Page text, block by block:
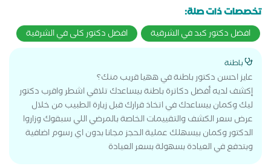
تخصصات ذات صلة:
افضل دكتور كبد في الشرقية افضل دكتور كلى في الشرقية
باطنة
عايز احسن دكتور باطنة في ههيا قريب منك؟
إكشف لديه أفضل دكاترة باطنة بيساعدك تلاقي اشطر واقرب دكتور
ليك وكمان بيساعدك في اتخاذ قرارك قبل زيارة الطبيب من خلال
عرض سعر الكشف والتقييمات الخاصة بالمرضي اللي سبقوك وزاروا
الدكتور وكمان بيسهلك عملية الحجز مجانا بدون اي رسوم اضافية
وبتدفع في العيادة بسهولة بسعر العيادة